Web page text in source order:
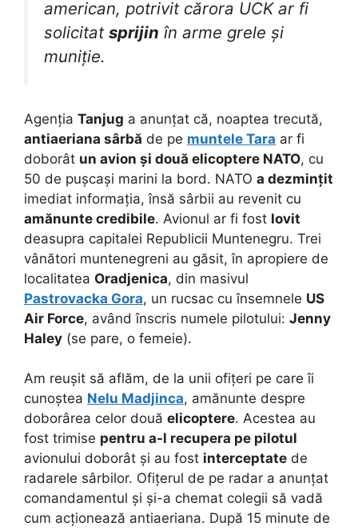
american, potrivit cărora UCK ar fi
solicitat sprijin în arme grele și
muniție.
Agenția Tanjug a anunțat că, noaptea trecută,
antiaeriana sârbă de pe muntele Tara ar fi
doborât un avion și două elicoptere NATO, cu
50 de pușcași marini la bord. NATO a dezmințit
imediat informația, însă sârbii au revenit cu
amănunte credibile. Avionul ar fi fost lovit
deasupra capitalei Republicii Muntenegru. Trei
vânători muntenegreni au găsit, în apropiere de
localitatea Oradjenica, din masivul
Pastrovacka Gora, un rucsac cu însemnele US
Air Force, având înscris numele pilotului: Jenny
Haley (se pare, o femeie).
Am reușit să aflăm, de la unii ofițeri pe care îi
cunoștea Nelu Madjinca, amănunte despre
doborârea celor două elicoptere. Acestea au
fost trimise pentru a-l recupera pe pilotul
avionului doborât și au fost interceptate de
radarele sârbilor. Ofițerul de pe radar a anunțat
comandamentul și și-a chemat colegii să vadă
cum acționează antiaeriana. După 15 minute de